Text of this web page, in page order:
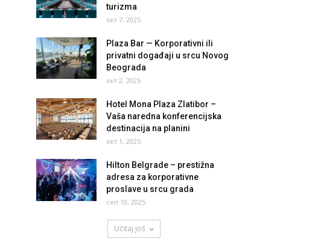
turizma
окт 7, 2025
Plaza Bar — Korporativni ili
privatni događaji u srcu Novog
Beograda
окт 2, 2025
Hotel Mona Plaza Zlatibor –
Vaša naredna konferencijska
destinacija na planini
окт 1, 2025
Hilton Belgrade – prestižna
adresa za korporativne
proslave u srcu grada
сеп 10, 2025
Učitaj još